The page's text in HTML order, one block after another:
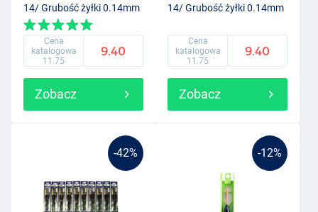
14/ Grubość żyłki 0.14mm
(0.5g)
Cena
katalogowa
11.75
9.40
Zobacz
14/ Grubość żyłki 0.14mm
Cena
katalogowa
11.75
9.40
Zobacz
-42% -12%